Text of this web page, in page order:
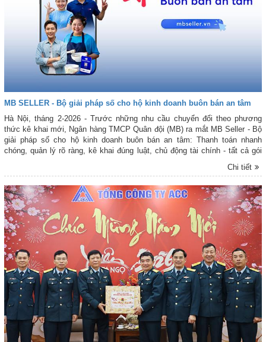
MB SELLER - Bộ giải pháp số cho hộ kinh doanh buôn bán an tâm
Hà Nội, tháng 2-2026 - Trước những nhu cầu chuyển đổi theo phương
thức kê khai mới, Ngân hàng TMCP Quân đội (MB) ra mắt MB Seller - Bộ
giải pháp số cho hộ kinh doanh buôn bán an tâm: Thanh toán nhanh
chóng, quản lý rõ ràng, kê khai đúng luật, chủ động tài chính - tất cả gói
Chi tiết